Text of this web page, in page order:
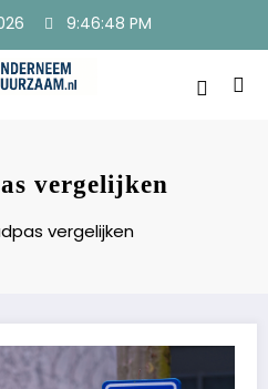
9:46:49 PM
vergelijken
vergelijken